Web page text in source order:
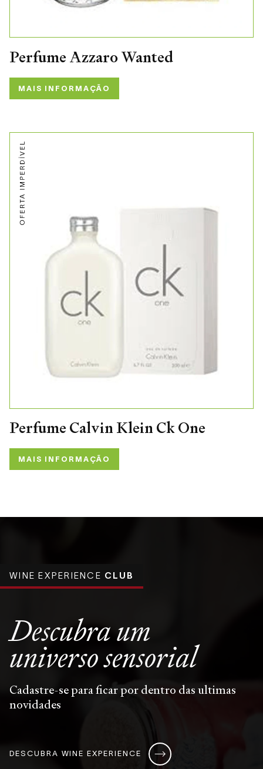
Perfume Azzaro Wanted
MAIS INFORMAÇÃO
Perfume Calvin Klein Ck One
MAIS INFORMAÇÃO
WINE EXPERIENCE CLUB
Descubra um
universosensorial
Cadastre-se para ficar por dentro das ultimas
novidades
DESCUBRA WINE EXPERIENCE